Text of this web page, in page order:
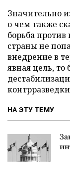
Значительно
о чем также
борьба
страны не
внедрение в
явная цель, то
НА ЭТУ ТЕМУ